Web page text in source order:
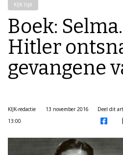
KIJK tipt
Boek:
Hitler
gevangene
KIJK-redactie
13 november 2016
13:00
Deel dit